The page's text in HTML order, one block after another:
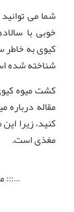
شما می
خوبی با
شناخته شده
کشت میوه
مقاله درباره
کنید، زیرا
مغذی است.
…:::